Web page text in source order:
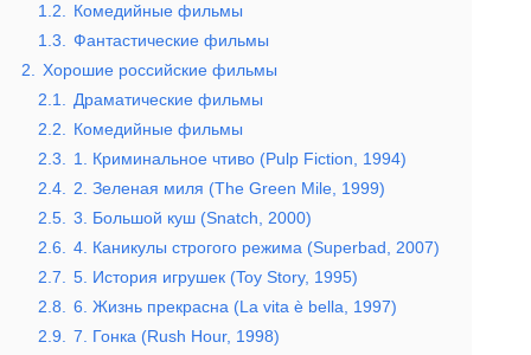
1.2.
Комедийные фильмы
1.3.
Фантастические фильмы
2.
Хорошие российские фильмы
2.1.
Драматические фильмы
2.2.
Комедийные фильмы
2.3.
1. Криминальное чтиво (Pulp Fiction, 1994)
2.4.
2. Зеленая миля (The Green Mile, 1999)
2.5.
3. Большой куш (Snatch, 2000)
2.6.
4. Каникулы строгого режима (Superbad, 2007)
2.7.
5. История игрушек (Toy Story, 1995)
2.8.
6. Жизнь прекрасна (La vita è bella, 1997)
2.9.
7. Гонка (Rush Hour, 1998)